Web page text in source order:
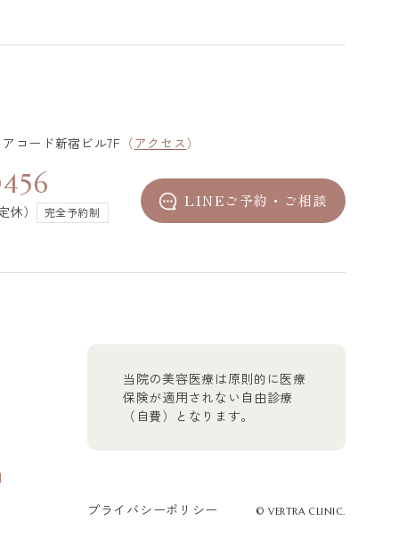
コード新宿ビル7F （アクセス）
） 完全予約制
LINEご予約・ご相談
当院の美容医療は原則的に医療
保険が適用されない自由診療
（自費）となります。
プライバシーポリシー © VERTRA CLINIC.